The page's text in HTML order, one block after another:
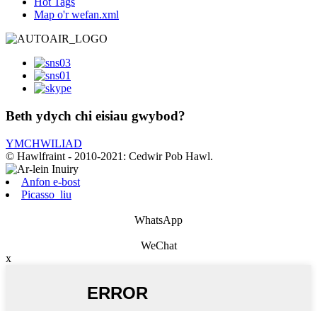
Map o'r wefan.xml
Beth ydych chi eisiau gwybod?
YMCHWILIAD
© Hawlfraint - 2010-2021: Cedwir Pob Hawl.
Anfon e-bost
Picasso_liu
WhatsApp
WeChat
x